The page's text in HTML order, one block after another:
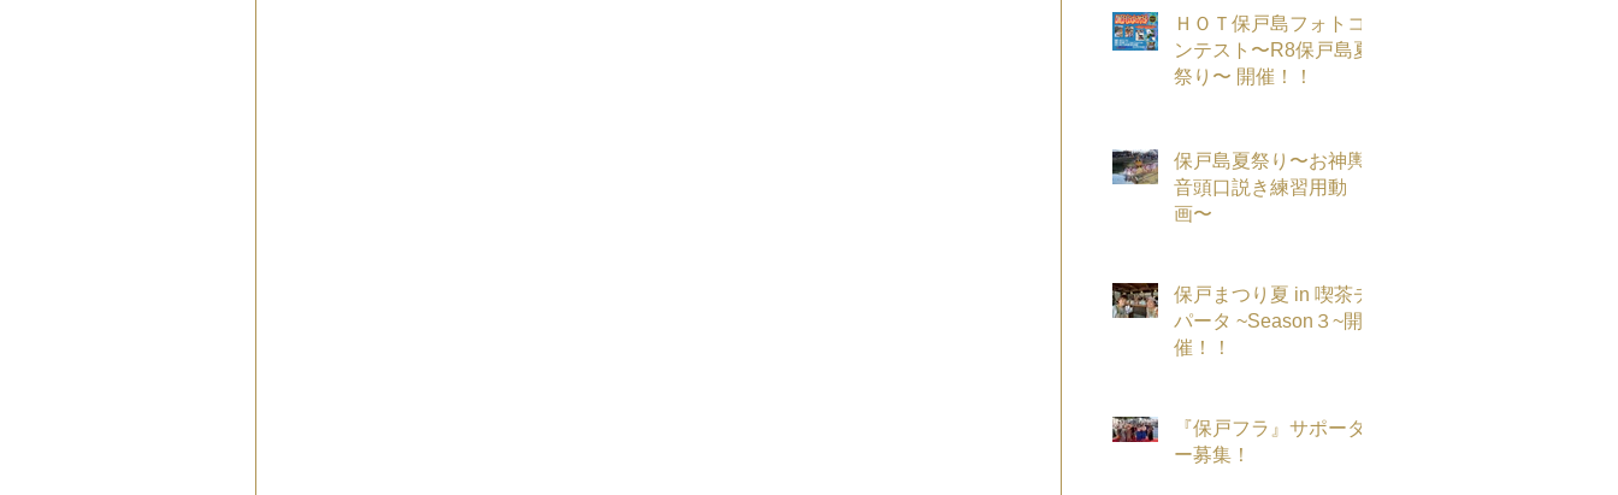
ＨＯＴ保戸島フォトコ
ンテスト〜R8保戸島夏
祭り〜 開催！！
保戸島夏祭り〜お神輿
音頭口説き練習用動
画〜
保戸まつり夏 in 喫茶チ
パータ ~Season３~開
催！！
『保戸フラ』サポータ
ー募集！